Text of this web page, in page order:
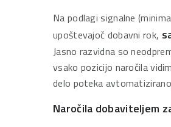
Na podlagi signalne
upoštevajoč dobavni rok,
Jasno razvidna so
vsako pozicijo naročila
delo poteka
Naročila dobaviteljem